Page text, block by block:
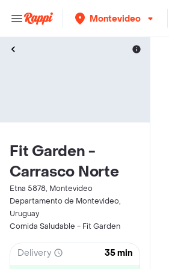
Montevideo
Fit Garden -
Carrasco Norte
Etna 5878, Montevideo
Departamento de Montevideo,
Uruguay
Comida Saludable - Fit Garden
Delivery
35 min